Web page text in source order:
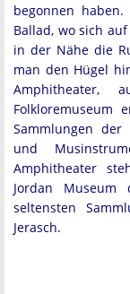
begonnen
Ballad, wo sich
in der Nähe die
man den Hügel
Amphitheater,
Folkloremuseum
Sammlungen der
und
Amphitheater
Jordan
seltensten
Jerasch.